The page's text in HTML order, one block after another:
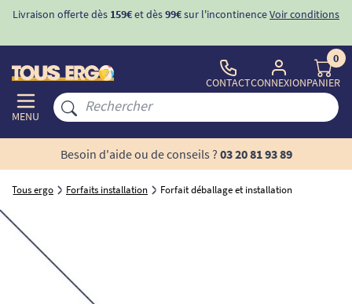
Livraison offerte dès 159€et dès99€sur l'incontinenceVoir conditions
MENU
CONTACTCONNEXION
0
PANIER
Besoin d'aide ou de conseils ? 03 20 81 93 89
Tous ergo Forfaits installation Forfait déballage et installation